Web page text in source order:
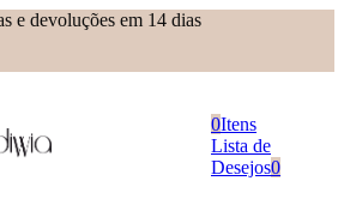
e devoluções em 14 dias
0Itens
Lista de
Desejos0